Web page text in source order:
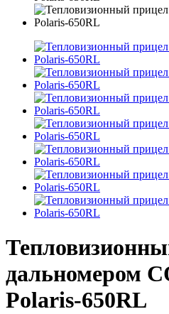
дальномером
Polaris-650RL